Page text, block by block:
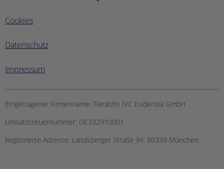
Cookies
Datenschutz
Impressum
Eingetragener Firmenname: Tierärzte IVC Evidensia GmbH
Umsatzsteuernummer: DE332910001
Registrierte Adresse: Landsberger Straße 94, ​80339 München